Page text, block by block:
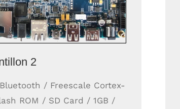
2
/ Freescale Cortex-
ROM / SD Card / 1GB /